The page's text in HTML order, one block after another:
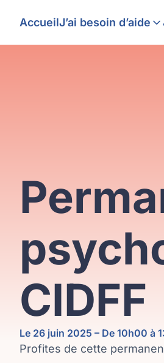
AccueilJ’ai besoin d’aide
CIDFF
Le 26 juin 2025 – De 10h00 à
Profites de cette